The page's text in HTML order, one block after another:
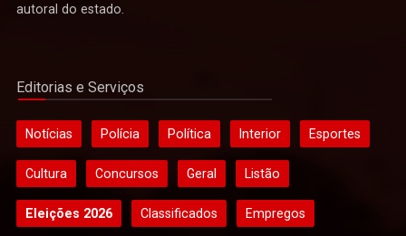
autoral do estado.
Editorias e Serviços
Notícias Polícia Política Interior Esportes
Cultura Concursos Geral Listão
Eleições 2026 Classificados Empregos